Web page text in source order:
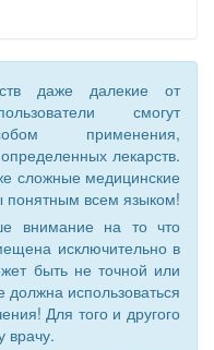
даже далекие от
смогут
применения,
лекарств.
сложные медицинские
понятным всем языком!
внимание на то что
исключительно в
быть не точной или
использоваться
Для того и другого
врачу.